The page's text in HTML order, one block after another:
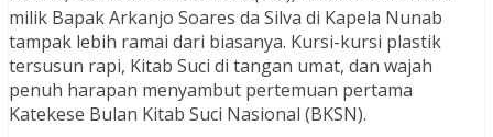
milik Bapak Arkanjo Soares da Silva di Kapela Nunab
tampak lebih ramai dari biasanya. Kursi-kursi plastik
tersusun rapi, Kitab Suci di tangan umat, dan wajah
penuh harapan menyambut pertemuan pertama
Katekese Bulan Kitab Suci Nasional (BKSN).